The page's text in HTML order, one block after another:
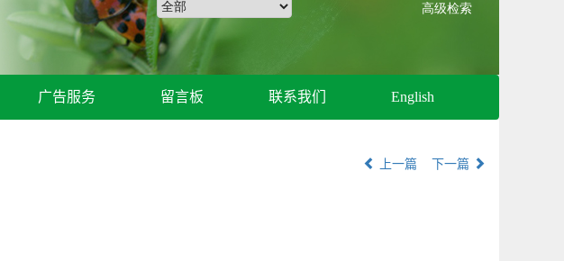
广告服务 留言板 联系我们 English
上一篇 下一篇